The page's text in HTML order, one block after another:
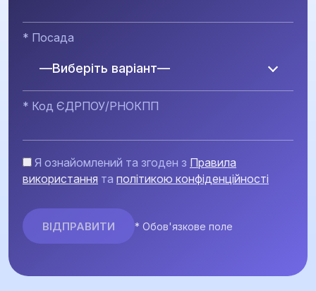
* Посада
—Виберіть варіант—
* Код ЄДРПОУ/РНОКПП
Я ознайомлений та згоден з Правила
використання та політикою конфіденційності
* Обов'язкове поле